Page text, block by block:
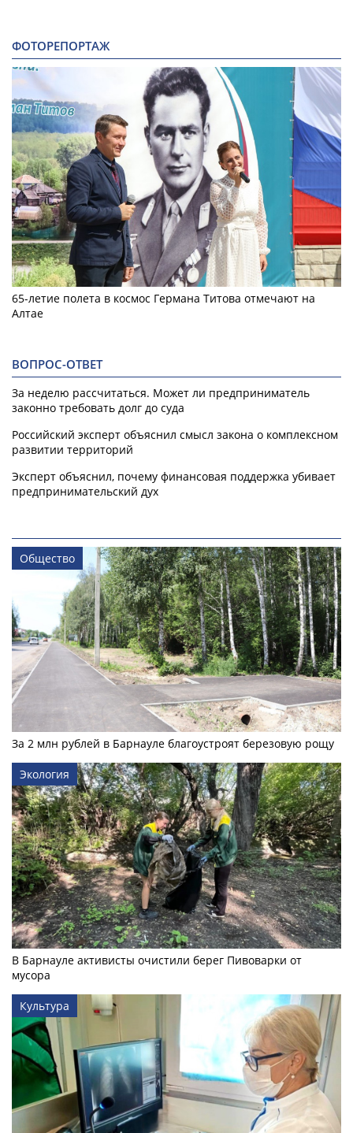
ФОТОРЕПОРТАЖ
65-летие полета в космос Германа Титова отмечают на
Алтае
ВОПРОС-ОТВЕТ
За неделю рассчитаться. Может ли предприниматель
законно требовать долг до суда
Российский эксперт объяснил смысл закона о комплексном
развитии территорий
Эксперт объяснил, почему финансовая поддержка убивает
предпринимательский дух
Общество
За 2 млн рублей в Барнауле благоустроят березовую рощу
Экология
В Барнауле активисты очистили берег Пивоварки от
мусора
Культура